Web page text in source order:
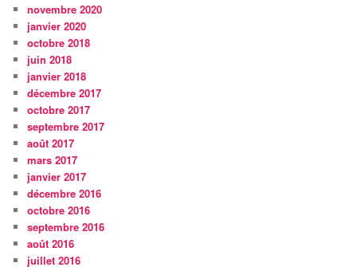
novembre 2020
janvier 2020
octobre 2018
juin 2018
janvier 2018
décembre 2017
octobre 2017
septembre 2017
août 2017
mars 2017
janvier 2017
décembre 2016
octobre 2016
septembre 2016
août 2016
juillet 2016